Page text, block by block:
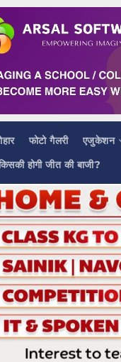
फोटो गैलरी एजुकेशन
होगी जीत की बाजी?